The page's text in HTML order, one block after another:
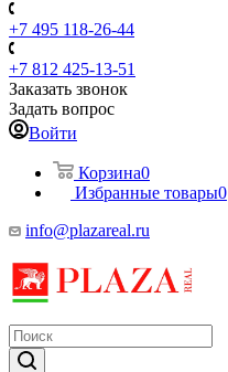
+7 495 118-26-44
+7 812 425-13-51
Заказать звонок
Задать вопрос
Войти
Корзина0
Избранные товары0
info@plazareal.ru